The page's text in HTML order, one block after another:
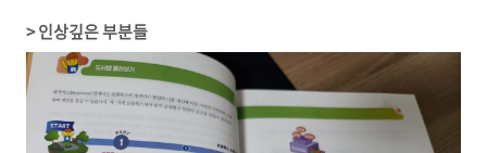
> 인상깊은 부분들